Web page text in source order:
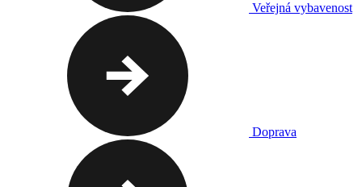
Veřejná vybavenost
Doprava